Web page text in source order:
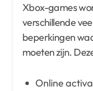
Xbox-games
verschillende
beperkingen
moeten zijn.
Online